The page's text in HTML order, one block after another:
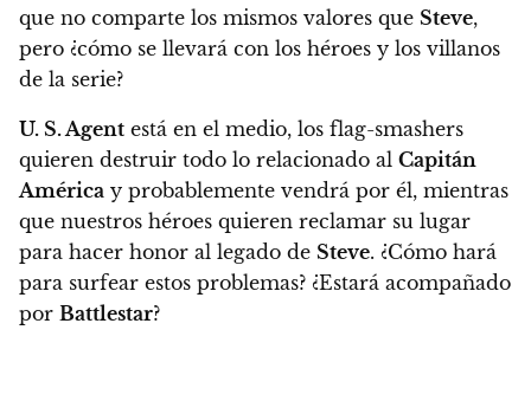
que no comparte los mismos valores que Steve,
pero ¿cómo se llevará con los héroes y los villanos
de la serie?
U. S. Agent está en el medio, los flag-smashers
quieren destruir todo lo relacionado al Capitán
América y probablemente vendrá por él, mientras
que nuestros héroes quieren reclamar su lugar
para hacer honor al legado de Steve. ¿Cómo hará
para surfear estos problemas? ¿Estará acompañado
por Battlestar?